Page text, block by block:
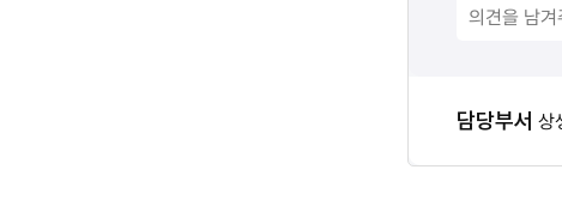
담당자
담당부서 상